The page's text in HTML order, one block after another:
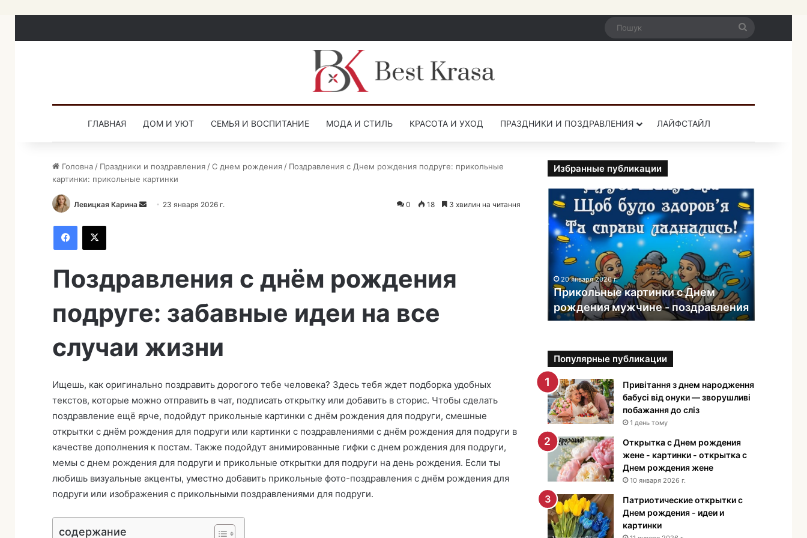
ГЛАВНАЯ ДОМ И УЮТ СЕМЬЯ И ВОСПИТАНИЕ МОДА И СТИЛЬ КРАСОТА И УХОД ПРАЗДНИКИ И ПОЗДРАВЛЕНИЯ ЛАЙФСТАЙЛ
Головна / Праздники и поздравления /С днем рождения / Поздравления с Днем рождения подруге: прикольные
картинки: прикольные картинки
Левицкая Карина
в
ь
и
о
23 января 2026 г. 0 18 3 хвилин на читання
Поздравления с днём рождения
подруге: забавные идеи на все
случаи жизни
Ищешь, как оригинально поздравить дорогого тебе человека? Здесь тебя ждет подборка удобных
текстов, которые можно отправить в чат, подписать открытку или добавить в сторис. Чтобы сделать
поздравление ещё ярче, подойдут прикольные картинки с днём рождения для подруги, смешные
открытки с днём рождения для подруги или картинки с поздравлениями с днём рождения для подруги в
качестве дополнения к постам. Также подойдут анимированные гифки с днем рождения для подруги,
мемы с днем рождения для подруги и прикольные открытки для подруги на день рождения. Если ты
любишь визуальные акценты, уместно добавить прикольные фото-поздравления с днём рождения для
подруги или изображения с прикольными поздравлениями для подруги.
содержание
Избранные публикации
р
и
к
н
к
и
к
и
с
Д
н
м
р
о
ж
д
е
20 января 2026 г.
Прикольные картинки с Днем
рождения мужчине - поздравления
Популярные публикации
Привітання з днем народження
бабусі від онуки — зворушливі
побажання до сліз
1 день тому
Открытка с Днем рождения
жене - картинки - открытка с
Днем рождения жене
10 января 2026 г.
Патриотические открытки с
Днем рождения - идеи и
картинки